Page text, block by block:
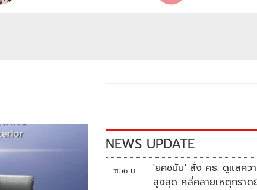
NEWS UPDATE
11:56 น.
'ยศชนัน' สั่ง ศธ. ดูแลคว
สูงสุด คลี่คลายเหตุกราด